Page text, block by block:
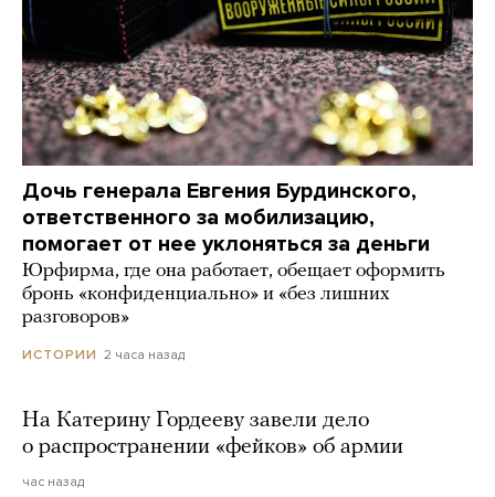
Дочь генерала Евгения Бурдинского,
ответственного за мобилизацию,
помогает от нее уклоняться за деньги
Юрфирма, где она работает, обещает оформить
бронь «конфиденциально» и «без лишних
разговоров»
ИСТОРИИ 2 часа назад
На Катерину Гордееву завели дело
о распространении «фейков» об армии
час назад